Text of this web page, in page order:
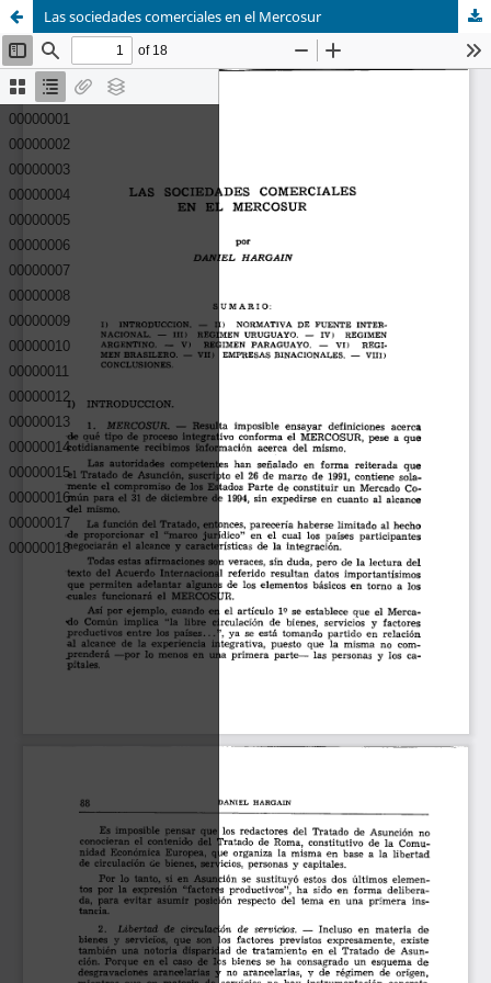
Las sociedades comerciales en el Mercosur